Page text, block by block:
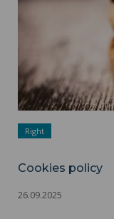
Right
Cookies policy
26.09.2025